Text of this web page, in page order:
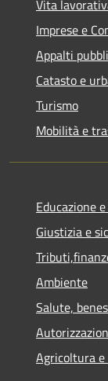
Vita
Imprese e
Appalti
Catasto e
Turismo
Mobilità e
Educazione
Giustizia e
Ambiente
Salute,
Agricoltura e